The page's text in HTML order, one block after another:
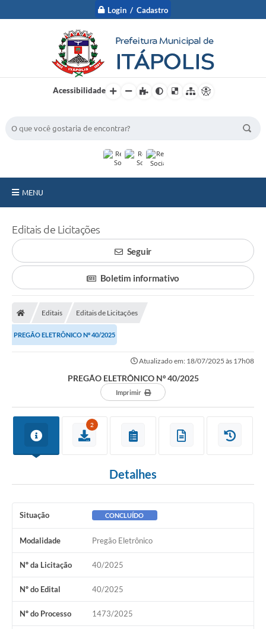
Login / Cadastro
Acessibilidade
MENU
Nossa Cidade
Secretarias
Serviços Online
Carta de Serviços
Contato
Contratos
Vagas de Emprego - PAT
Plano Diretor
Planos de Tecnologia da Informação e Comunicação
Itinerário do Transporte Público de Itápolis
Documentos
Distritos
Água de Qualidade
Gasoduto (Gás Natural)
Editais de Licitações
Seguir
Boletim informativo
Editais Editais de Licitações
PREGÃO ELETRÔNICO Nº 40/2025
Atualizado em: 18/07/2025 às 17h08
PREGÃO ELETRÔNICO Nº 40/2025
Imprimir
2
Detalhes
Situação CONCLUÍDO
Modalidade Pregão Eletrônico
Nº da Licitação 40/2025
Nº do Edital 40/2025
Nº do Processo 1473/2025